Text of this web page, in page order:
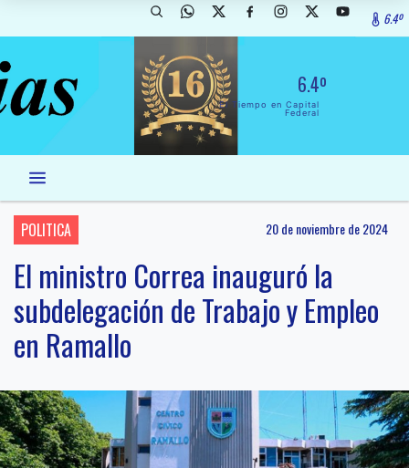
6.4º
6.4º
El Tiempo en Capital
Federal
POLITICA 20 de noviembre de 2024
El ministro Correa inauguró la
subdelegación de Trabajo y Empleo
en Ramallo